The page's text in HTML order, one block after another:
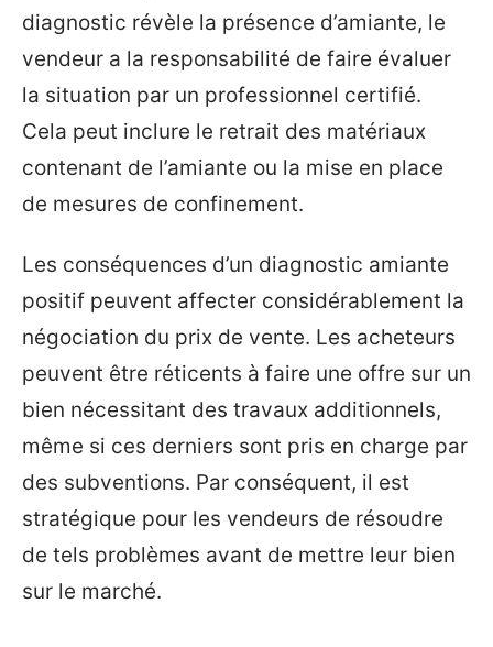
diagnostic révèle la présence d’amiante, le
vendeur a la responsabilité de faire évaluer
la situation par un professionnel certifié.
Cela peut inclure le retrait des matériaux
contenant de l’amiante ou la mise en place
de mesures de confinement.
Les conséquences d’un diagnostic amiante
positif peuvent affecter considérablement la
négociation du prix de vente. Les acheteurs
peuvent être réticents à faire une offre sur un
bien nécessitant des travaux additionnels,
même si ces derniers sont pris en charge par
des subventions. Par conséquent, il est
stratégique pour les vendeurs de résoudre
de tels problèmes avant de mettre leur bien
sur le marché.